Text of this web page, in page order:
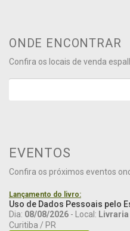
ONDE ENCONTRAR
Confira os locais de venda
EVENTOS
Confira os próximos eventos
Lançamento do livro:
Uso de Dados Pessoais pelo
Dia: 08/08/2026 - Local:
Curitiba / PR